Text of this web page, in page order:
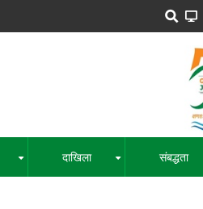
दाखिला संबद्धता